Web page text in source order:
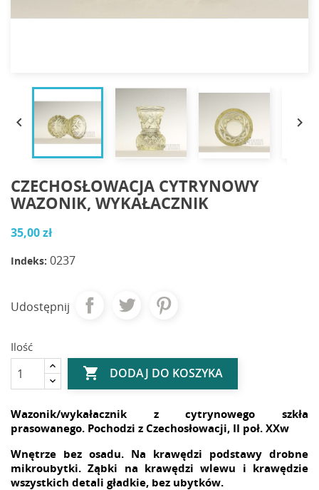
 
CZECHOSŁOWACJA CYTRYNOWY
WAZONIK, WYKAŁACZNIK
35,00 zł
Indeks: 0237
Udostępnij
Ilość
 DODAJ DO KOSZYKA
Wazonik/wykałacznik z cytrynowego szkła
prasowanego. Pochodzi z Czechosłowacji, II poł. XXw
Wnętrze bez osadu. Na krawędzi podstawy drobne
mikroubytki. Ząbki na krawędzi wlewu i krawędzie
wszystkich detali gładkie, bez ubytków.